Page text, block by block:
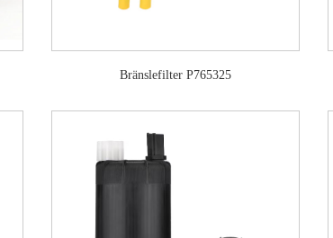
Bränslefilter P765325